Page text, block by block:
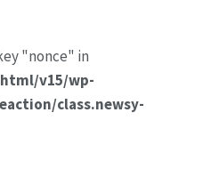
"nonce" in
v15/wp-
class.newsy-